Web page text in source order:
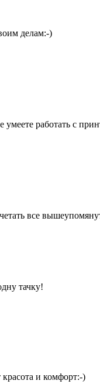
делам:-)
работать с
все
тачку!
и комфорт:-)